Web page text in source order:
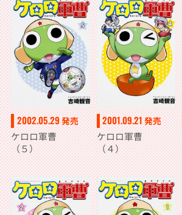
2002.05.29発売
ケロロ軍曹
（５）
2001.09.21 発売
ケロロ軍曹
（４）